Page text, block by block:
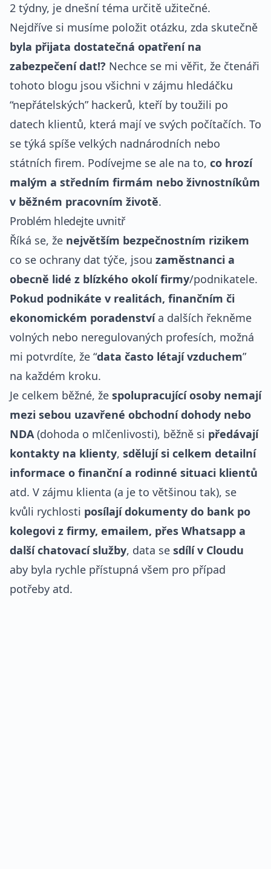
2 týdny, je dnešní téma určitě užitečné.
Nejdříve si musíme položit otázku, zda skutečně
byla přijata dostatečná opatření na
zabezpečení dat!? Nechce se mi věřit, že čtenáři
tohoto blogu jsou všichni v zájmu hledáčku
“nepřátelských” hackerů, kteří by toužili po
datech klientů, která mají ve svých počítačích. To
se týká spíše velkých nadnárodních nebo
státních firem. Podívejme se ale na to, co hrozí
malým a středním firmám nebo živnostníkům
v běžném pracovním životě.
Problém hledejte uvnitř
Říká se, že největším bezpečnostním rizikem
co se ochrany dat týče, jsou zaměstnanci a
obecně lidé z blízkého okolí firmy/podnikatele.
Pokud podnikáte v realitách, finančním či
ekonomickém poradenstvía dalších řekněme
volných nebo neregulovaných profesích, možná
mi potvrdíte, že “data často létají vzduchem”
na každém kroku.
Je celkem běžné, že spolupracující osoby nemají
mezi sebou uzavřené obchodní dohody nebo
NDA(dohoda o mlčenlivosti), běžně si předávají
kontakty na klienty, sdělují si celkem detailní
informace o finanční a rodinné situaci klientů
atd. V zájmu klienta (a je to většinou tak), se
kvůli rychlosti posílají dokumenty do bank po
kolegovi z firmy, emailem, přes Whatsapp a
další chatovací služby, data se sdílí v Cloudu
aby byla rychle přístupná všem pro případ
potřeby atd.